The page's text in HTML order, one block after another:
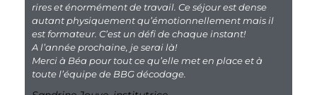
rires et énormément de travail. Ce séjour est dense
autant physiquement qu’émotionnellement mais il
est formateur. C’est un défi de chaque instant!
A l’année prochaine, je serai là!
Merci à Béa pour tout ce qu’elle met en place et à
toute l’équipe de BBG décodage.